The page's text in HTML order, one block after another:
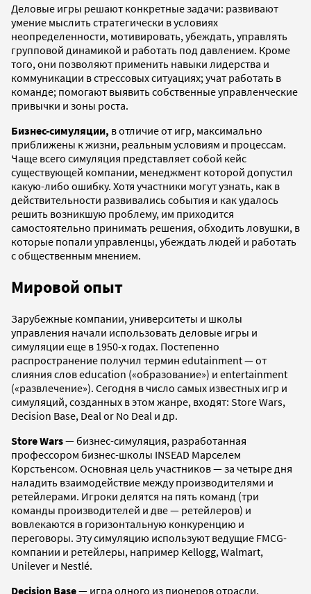
Деловые игры решают конкретные задачи: развивают
умение мыслить стратегически в условиях
неопределенности, мотивировать, убеждать, управлять
групповой динамикой и работать под давлением. Кроме
того, они позволяют применить навыки лидерства и
коммуникации в стрессовых ситуациях; учат работать в
команде; помогают выявить собственные управленческие
привычки и зоны роста.
Бизнес-симуляции, в отличие от игр, максимально
приближены к жизни, реальным условиям и процессам.
Чаще всего симуляция представляет собой кейс
существующей компании, менеджмент которой допустил
какую-либо ошибку. Хотя участники могут узнать, как в
действительности развивались события и как удалось
решить возникшую проблему, им приходится
самостоятельно принимать решения, обходить ловушки, в
которые попали управленцы, убеждать людей и работать
с общественным мнением.
Мировой опыт
Зарубежные компании, университеты и школы
управления начали использовать деловые игры и
симуляции еще в 1950-х годах. Постепенно
распространение получил термин edutainment — от
слияния слов education («образование») и entertainment
(«развлечение»). Сегодня в число самых известных игр и
симуляций, созданных в этом жанре, входят: Store Wars,
Decision Base, Deal or No Deal и др.
Store Wars— бизнес-симуляция, разработанная
профессором бизнес-школы INSEAD Марселем
Корстьенсом. Основная цель участников — за четыре дня
наладить взаимодействие между производителями и
ретейлерами. Игроки делятся на пять команд (три
команды производителей и две — ретейлеров) и
вовлекаются в горизонтальную конкуренцию и
переговоры. Эту симуляцию используют ведущие FMCG-
компании и ретейлеры, например Kellogg, Walmart,
Unilever и Nestlé.
Decision Base— игра одного из пионеров отрасли,